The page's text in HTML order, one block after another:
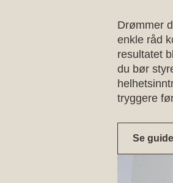
Drømmer
enkle råd
resultatet
du bør
tryggere
Se